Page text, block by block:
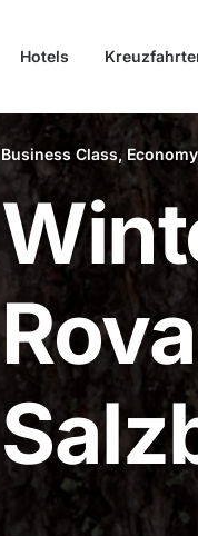
Hotels
Business Class,